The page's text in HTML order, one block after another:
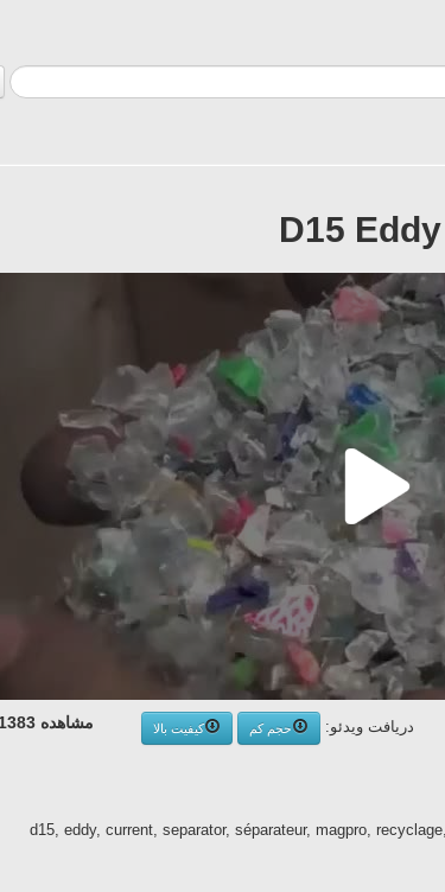
D15
مشاهده 1383 دریافت ویدئو: حجم کم
کیفیت بالا
d15, eddy, current, separator, séparateur, magpro,